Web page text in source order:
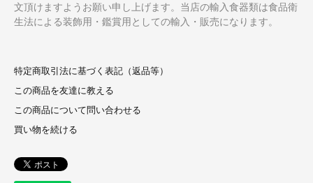
文頂けますようお願い申し上げます。当店の輸入食器類は食品衛
生法による装飾用・鑑賞用としての輸入・販売になります。
特定商取引法に基づく表記（返品等）
この商品を友達に教える
この商品について問い合わせる
買い物を続ける